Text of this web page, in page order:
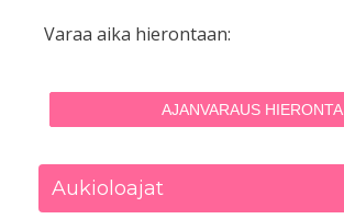
Varaa aika hierontaan:
AJANVARAUS HIERONTA
Aukioloajat